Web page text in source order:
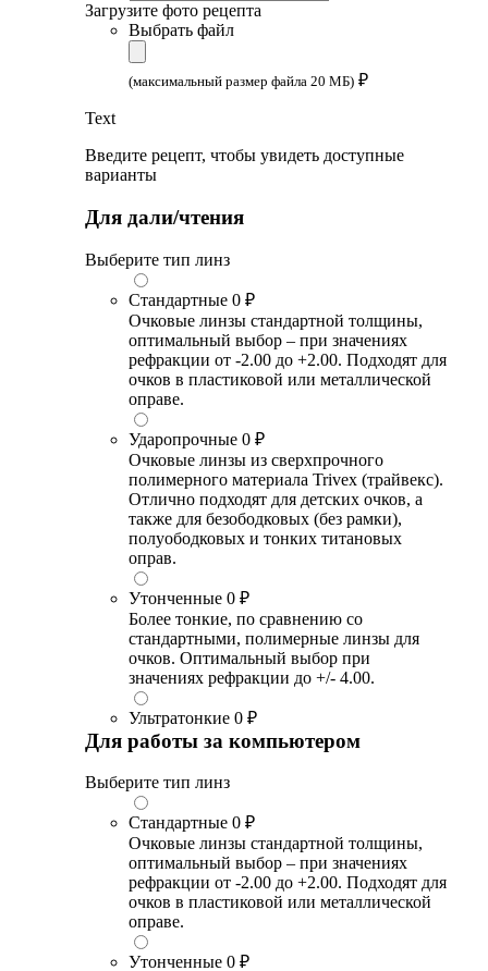
Загрузите фото рецепта
Выбрать файл
(максимальный размер файла 20 МБ) ₽
Text
Введите рецепт, чтобы увидеть доступные
варианты
Для дали/чтения
Выберите тип линз
Стандартные 0 ₽
Очковые линзы стандартной толщины,
оптимальный выбор – при значениях
рефракции от -2.00 до +2.00. Подходят для
очков в пластиковой или металлической
оправе.
Ударопрочные 0 ₽
Очковые линзы из сверхпрочного
полимерного материала Trivex (трайвекс).
Отлично подходят для детских очков, а
также для безободковых (без рамки),
полуободковых и тонких титановых
оправ.
Утонченные 0 ₽
Более тонкие, по сравнению со
стандартными, полимерные линзы для
очков. Оптимальный выбор при
значениях рефракции до +/- 4.00.
Ультратонкие 0 ₽
Для работы за компьютером
Выберите тип линз
Стандартные 0 ₽
Очковые линзы стандартной толщины,
оптимальный выбор – при значениях
рефракции от -2.00 до +2.00. Подходят для
очков в пластиковой или металлической
оправе.
Утонченные 0 ₽